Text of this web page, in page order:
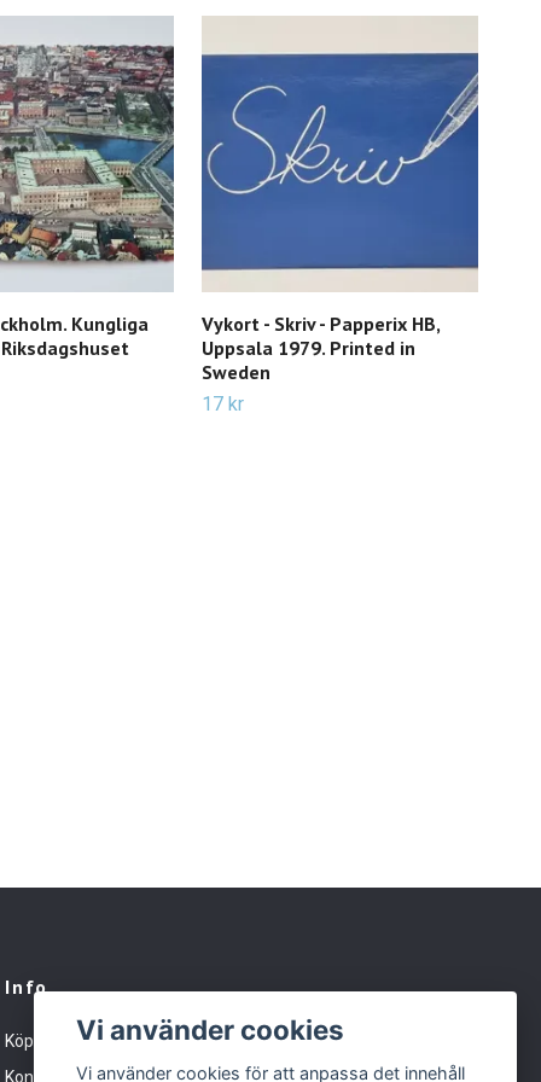
Kungliga
Vykort - Skriv - Papperix HB,
Uppsala 1979. Printed in
Sweden
17 kr
Info
Köpvillkor
Kontakt
Vi använder cookies
Vi använder cookies för att anpassa det innehåll